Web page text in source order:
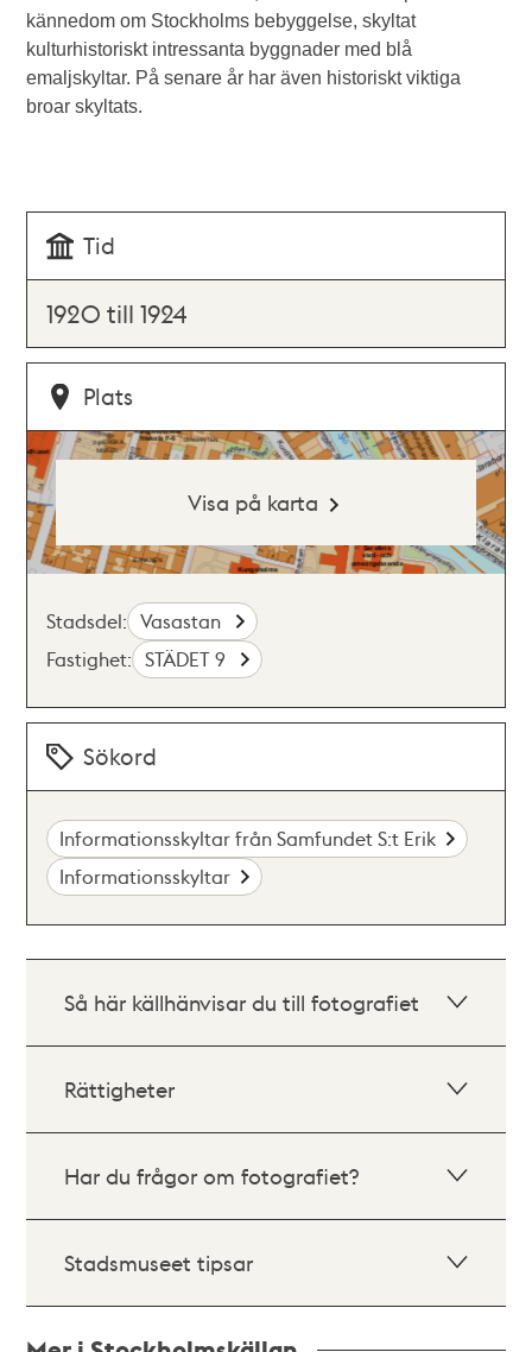
kännedom om Stockholms bebyggelse, skyltat
kulturhistoriskt intressanta byggnader med blå
emaljskyltar. På senare år har även historiskt viktiga
broar skyltats.
Tid
1920 till 1924
Plats
Visa på karta
Stadsdel: Vasastan
Fastighet: STÄDET 9
Sökord
Informationsskyltar från Samfundet S:t Erik
Informationsskyltar
Så här källhänvisar du till fotografiet
Rättigheter
Har du frågor om fotografiet?
Stadsmuseet tipsar